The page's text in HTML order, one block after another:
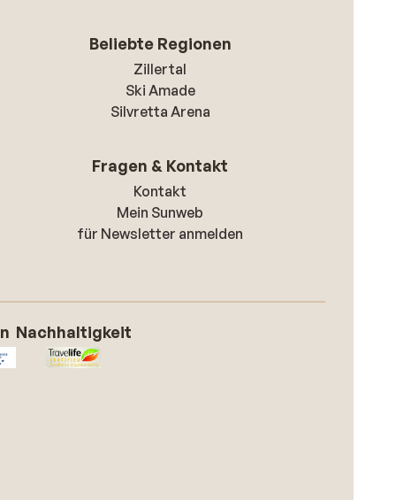
Beliebte Regionen
Zillertal
Ski Amade
Silvretta Arena
Fragen & Kontakt
Kontakt
Mein Sunweb
für Newsletter anmelden
Nachhaltigkeit